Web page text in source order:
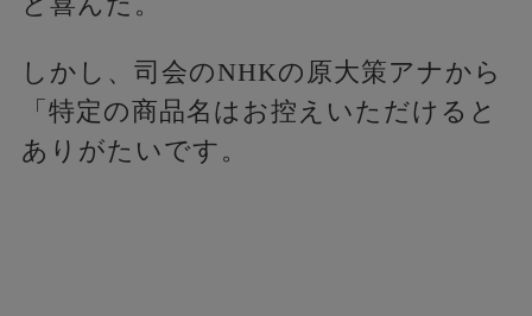
しかし、司会のNHKの原大策アナから
「特定の商品名はお控えいただけると
ありがたいです。